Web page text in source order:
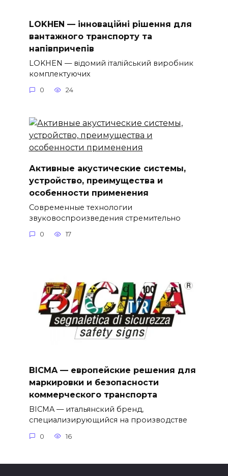
LOKHEN — інноваційні рішення для
вантажного транспорту та
напівпричепів
LOKHEN — відомий італійський виробник
комплектуючих
0 24
Активные акустические системы,
устройство, преимущества и
особенности применения
Современные технологии
звуковоспроизведения стремительно
0 17
BICMA — европейские решения для
маркировки и безопасности
коммерческого транспорта
BICMA — итальянский бренд,
специализирующийся на производстве
0 16